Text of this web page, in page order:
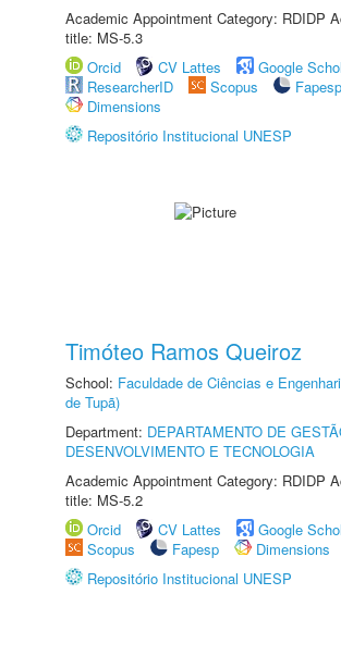
Academic Appointment Category: RDIDP
title: MS-5.3
Orcid
CV Lattes
Google
ResearcherID
Scopus
Fapesp
Dimensions
Repositório Institucional UNESP
Timóteo Ramos Queiroz
School: Faculdade de Ciências e
de Tupã)
Department: DEPARTAMENTO DE
DESENVOLVIMENTO E TECNOLOGIA
Academic Appointment Category: RDIDP
title: MS-5.2
Orcid
CV Lattes
Google
Scopus
Fapesp
Dimensions
Repositório Institucional UNESP